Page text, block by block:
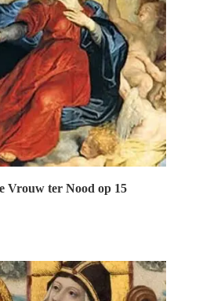
Vrouw ter Nood op 15